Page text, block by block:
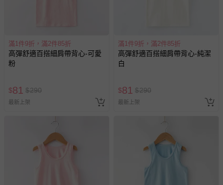
滿1件9折，滿2件85折
高彈舒適百搭細肩帶背心-可愛
粉
$81 $290
最新上架
滿1件9折，滿2件85折
高彈舒適百搭細肩帶背心-純潔
白
$81 $290
最新上架